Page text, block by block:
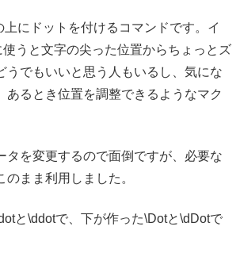
にドットを付けるコマンドです。イ
うと文字の尖った位置からちょっとズ
うでもいいと思う人もいるし、気にな
あるとき位置を調整できるようなマク
タを変更するので面倒ですが、必要な
まま利用しました。
と\ddotで、下が作った\Dotと\dDotで